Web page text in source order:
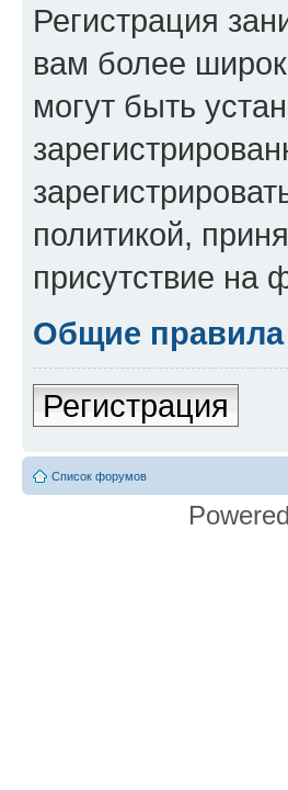
Регистрация
вам более
могут быть
политикой,
присутствие на
Общие правила
Регистрация
Список форумов